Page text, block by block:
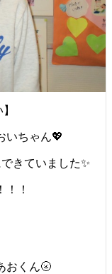
いちゃん💖
きていました✨
！
おくん🌝